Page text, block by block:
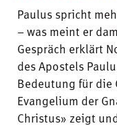
Paulus spricht
– was meint er
Gespräch erklärt
des Apostels
Bedeutung für die
Evangelium der
Christus» zeigt